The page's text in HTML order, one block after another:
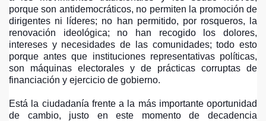
porque son antidemocráticos, no permiten la promoción de
dirigentes ni líderes; no han permitido, por rosqueros, la
renovación ideológica; no han recogido los dolores,
intereses y necesidades de las comunidades; todo esto
porque antes que instituciones representativas políticas,
son máquinas electorales y de prácticas corruptas de
financiación y ejercicio de gobierno.
Está la ciudadanía frente a la más importante oportunidad
de cambio, justo en este momento de decadencia